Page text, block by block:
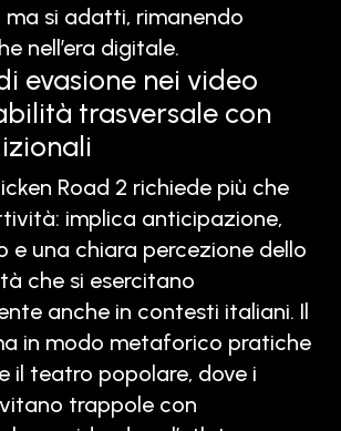
ma si adatti, rimanendo
nell’era digitale.
evasione nei video
trasversale con
Road 2 richiede più che
implica anticipazione,
e una chiara percezione dello
che si esercitano
anche in contesti italiani. Il
in modo metaforico pratiche
il teatro popolare, dove i
trappole con